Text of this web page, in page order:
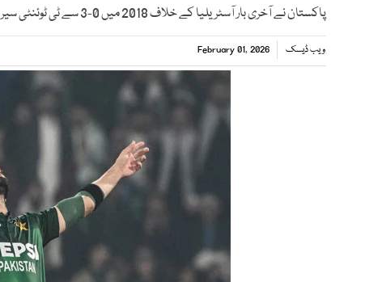
پاکستان نے آخری بار آسٹریلیا کے خلاف 2018 میں 0-3 سے ٹی ٹوئنٹی سیریز جیتی تھی
ویب ڈیسک February 01, 2026